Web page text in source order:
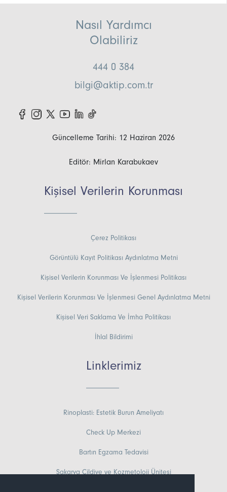
Nasıl Yardımcı
Olabiliriz
444 0 384
bilgi@aktip.com.tr
Güncelleme Tarihi: 12 Haziran 2026
Editör: Mirlan Karabukaev
Kişisel Verilerin Korunması
Çerez Politikası
Görüntülü Kayıt Politikası Aydınlatma Metni
Kişisel Verilerin Korunması Ve İşlenmesi Politikası
Kişisel Verilerin Korunması Ve İşlenmesi Genel Aydınlatma Metni
Kişisel Veri Saklama Ve İmha Politikası
İhlal Bildirimi
Linklerimiz
Rinoplasti: Estetik Burun Ameliyatı
Check Up Merkezi
Bartın Egzama Tedavisi
Sakarya Cildiye ve Kozmetoloji Ünitesi